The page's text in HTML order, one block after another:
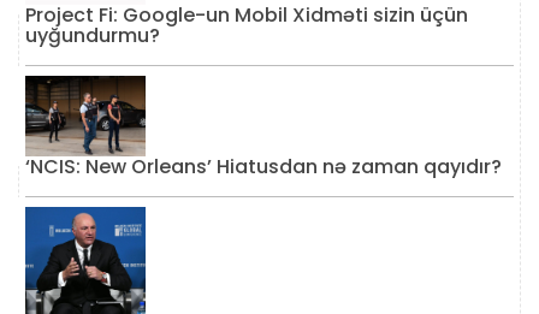
Project Fi: Google-un Mobil Xidməti sizin üçün
uyğundurmu?
‘NCIS: New Orleans’ Hiatusdan nə zaman qayıdır?